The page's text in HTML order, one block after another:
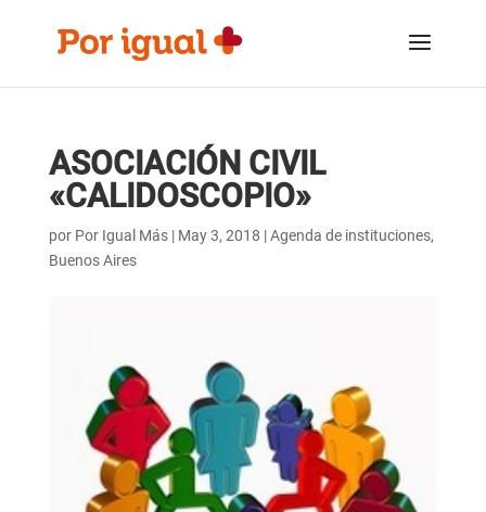
contenido
navegación
ASOCIACIÓN CIVIL
«CALIDOSCOPIO»
por Por Igual Más| May 3, 2018 |Agenda de instituciones,
Buenos Aires